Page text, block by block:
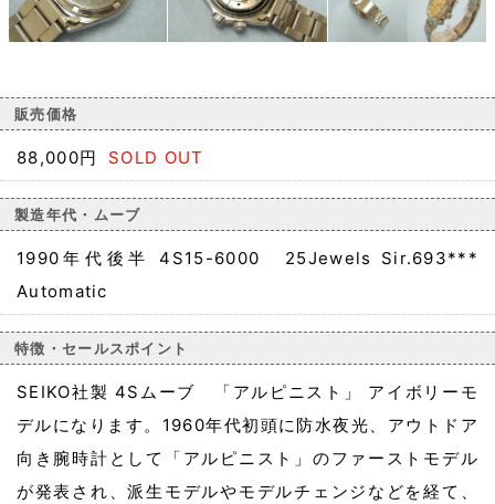
販売価格
88,000円 SOLD OUT
製造年代・ムーブ
1990年代後半 4S15-6000 25Jewels Sir.693***
Automatic
特徴・セールスポイント
SEIKO社製 4Sムーブ 「アルピニスト」 アイボリーモ
デルになります。1960年代初頭に防水夜光、アウトドア
向き腕時計として「アルピニスト」のファーストモデル
が発表され、派生モデルやモデルチェンジなどを経て、